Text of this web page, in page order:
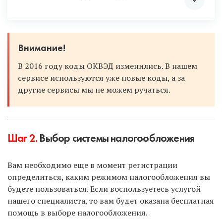
Смело выбирайте несколько кодов, включая
продаете что-то в розницу, но в будущем
перейдете на опт. Или вы оказываете услуги
по ремонту одежды и обуви, а позже
проставить коды с запасом.
деятельности, а данного кода при
регистрации не было проставлено, то вы
всегда сможете отправить в налоговую
уведомление о добавлении новых ОКВЭД.
Не выбирайте ВСЕ коды, чтобы «не
Внимание!
В 2016 году коды ОКВЭД изменились. В нашем
сервисе используются уже новые коды, а за
другие сервисы мы не можем ручаться.
Шаг 2. Выбор системы налогообложения
Вам необходимо еще в момент регистрации
определиться, каким режимом налогообложения вы
будете пользоваться. Если воспользуетесь услугой
нашего специалиста, то вам будет оказана бесплатная
помощь в выборе налогообложения.